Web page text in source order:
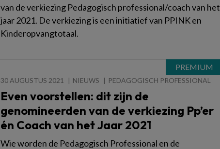
van de verkiezing Pedagogisch professional/coach van het
jaar 2021. De verkiezing is een initiatief van PPINK en
Kinderopvangtotaal.
30 AUGUSTUS 2021 NIEUWS PEDAGOGISCH PROFESSIONAL
Even voorstellen: dit zijn de
genomineerden van de verkiezing Pp’er
én Coach van het Jaar 2021
Wie worden de Pedagogisch Professional en de